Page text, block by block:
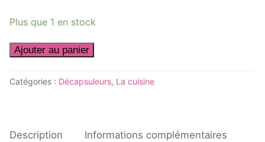
Plus que 1 en stock
quantité
Décapsuleur
Ajouter au panier
Catégories : Décapsuleurs, La cuisine
Description Informations complémentaires